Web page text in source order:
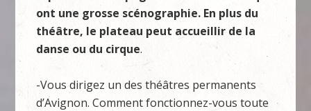
ont une grosse scénographie. En plus du
théâtre, le plateau peut accueillir de la
danse ou du cirque.
-Vous dirigez un des théâtres permanents
d’Avignon. Comment fonctionnez-vous toute